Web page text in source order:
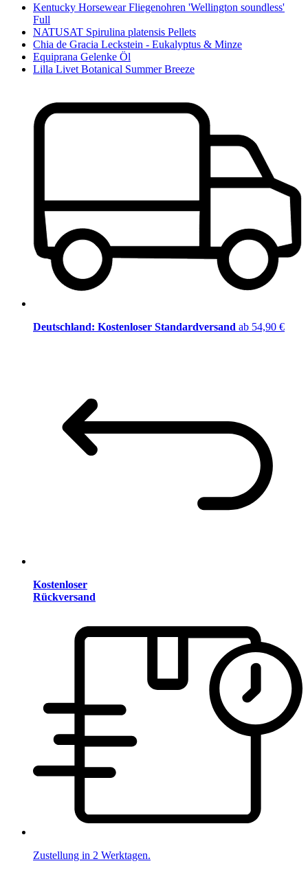
Kentucky Horsewear Fliegenohren 'Wellington soundless'
Full
NATUSAT Spirulina platensis Pellets
Chia de Gracia Leckstein - Eukalyptus & Minze
Equiprana Gelenke Öl
Lilla Livet Botanical Summer Breeze
Deutschland: Kostenloser Standardversand ab 54,90 €
Kostenloser
Rückversand
Zustellung in 2 Werktagen.